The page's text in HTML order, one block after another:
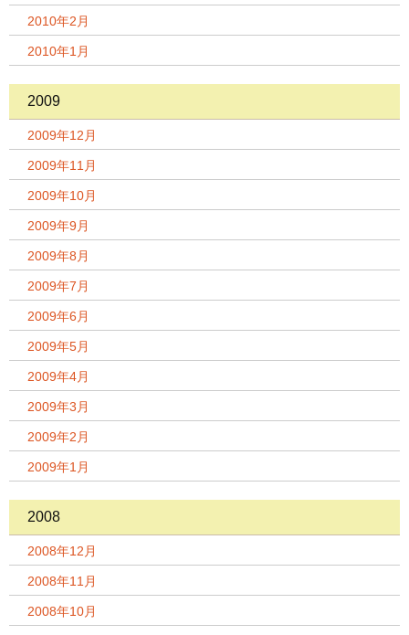
2010年2月
2010年1月
2009
2009年12月
2009年11月
2009年10月
2009年9月
2009年8月
2009年7月
2009年6月
2009年5月
2009年4月
2009年3月
2009年2月
2009年1月
2008
2008年12月
2008年11月
2008年10月